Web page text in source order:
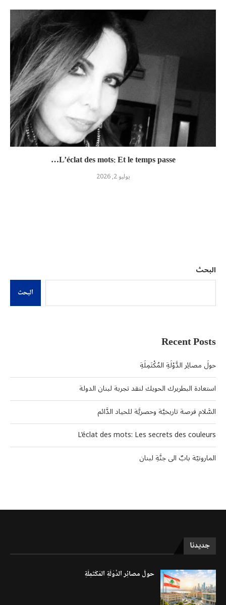
L’éclat des mots: Et le temps passe…
يوليو 2, 2026
البحث
البحث
Recent Posts
حولَ مصائِر الدَّوْلَةِ المُكْتَمِلَةِ
استعادة البطريرك الحويك لنقد تجربة لبنان الدولة
السَّلام فرصة تاريخيَّة وحصريَّة للحياد الدَّائم
L’éclat des mots: Les secrets des couleurs
المارونيّة بابٌ الى جنَّةِ لبنان
جديدنا
حولَ مصائِر الدَّوْلَةِ المُكْتَمِلَةِ